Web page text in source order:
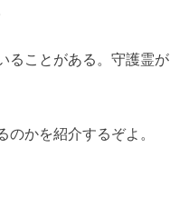
ることがある。守護霊が
かを紹介するぞよ。